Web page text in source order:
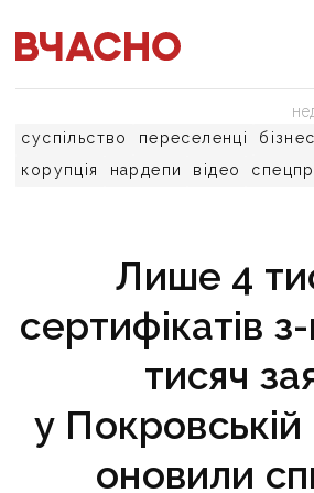
суспільство переселенці бізнес
корупція
нардепи відео
Лише 4
сертифікатів
тисяч
у Покровській
оновили